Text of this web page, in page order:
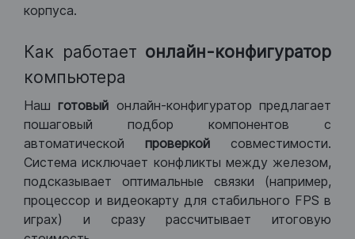
корпуса.
Как работает онлайн-конфигуратор
компьютера
Нашготовый онлайн-конфигуратор предлагает
пошаговый подбор компонентов с
автоматической проверкой совместимости.
Система исключает конфликты между железом,
подсказывает оптимальные связки (например,
процессор и видеокарту для стабильного FPS в
играх) и сразу рассчитывает итоговую